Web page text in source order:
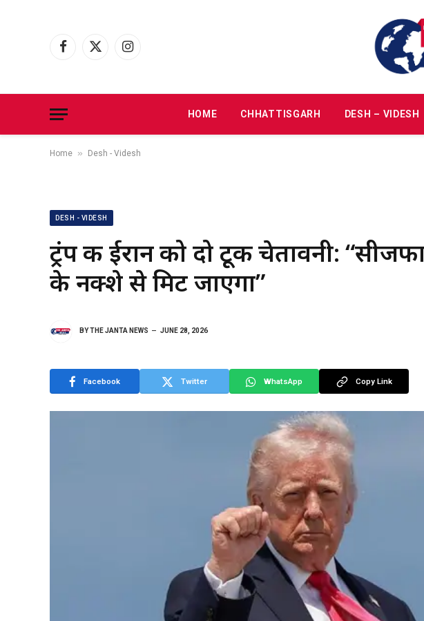
Facebook
X
Instagram
HOME CHHATTISGARH DESH – VIDESH
Home » Desh - Videsh
DESH - VIDESH
ट्रंप की ईरान को दो टूक चेतावनी:
के नक्शे से मिट जाएगा”
BYTHE JANTA NEWS JUNE 28, 2026
Facebook Twitter WhatsApp Copy Link